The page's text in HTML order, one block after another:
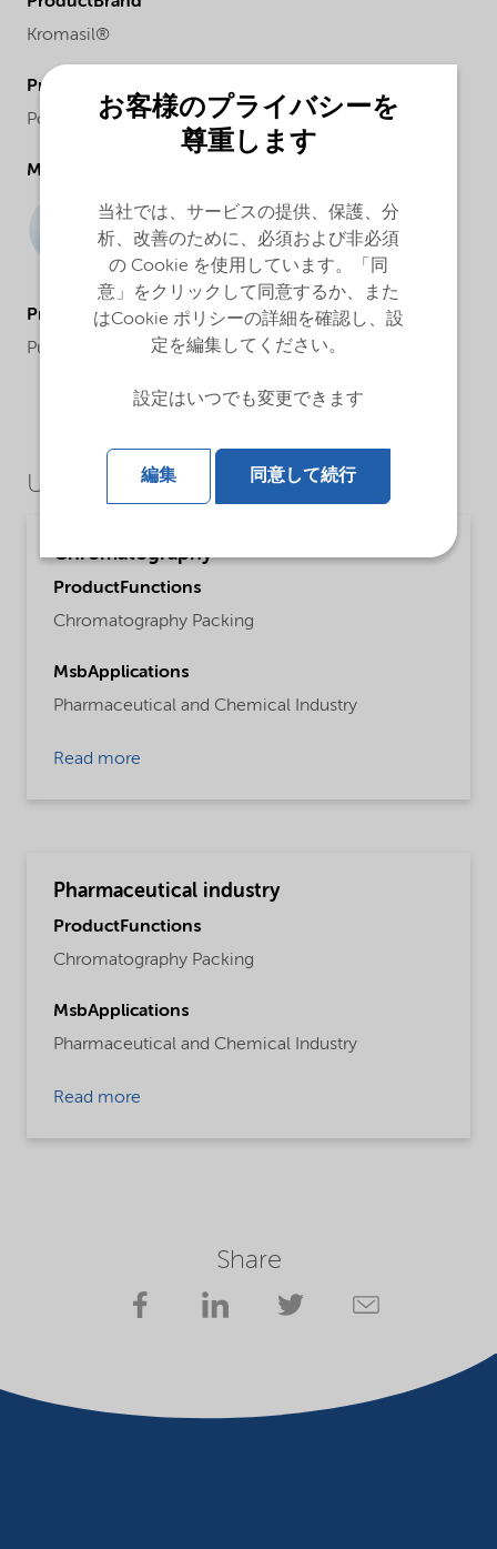
Kromasil®
ProductPhysicalForm
Powder
Molecular drawing
ProductApplications
Purification and analysis
Use Cases
Chromatography
ProductFunctions
Chromatography Packing
MsbApplications
Pharmaceutical and Chemical Industry
Read more
Pharmaceutical industry
ProductFunctions
Chromatography Packing
MsbApplications
Pharmaceutical and Chemical Industry
Read more
Share
お客様のプライバシーを
尊重します
当社では、サービスの提供、保護、分
析、改善のために、必須および非必須
の Cookie を使用しています。「同
意」をクリックして同意するか、また
はCookie ポリシーの詳細を確認し、設
定を編集してください。
設定はいつでも変更できます
編集 同意して続行